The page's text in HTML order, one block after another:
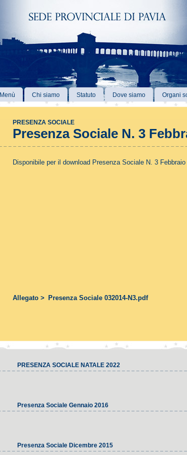
Menù Chi siamo Statuto Dove siamo Organi
PRESENZA SOCIALE
Presenza Sociale N. 3
Disponibile per il download Presenza Sociale N. 3 Febbraio
Allegato > Presenza Sociale 032014-N3.pdf
PRESENZA SOCIALE NATALE 2022
Presenza Sociale Gennaio 2016
Presenza Sociale Dicembre 2015